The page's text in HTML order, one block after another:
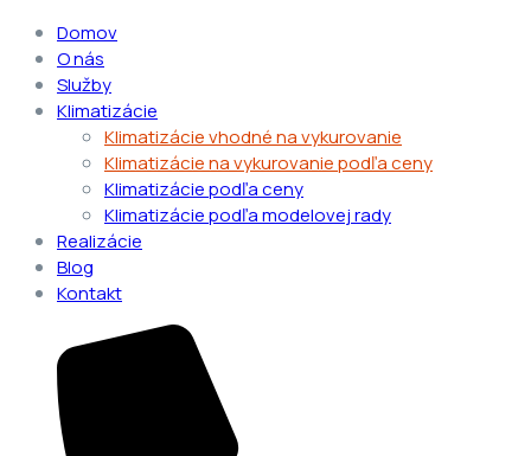
Domov
O nás
Služby
Klimatizácie
Klimatizácie vhodné na vykurovanie
Klimatizácie na vykurovanie podľa ceny
Klimatizácie podľa ceny
Klimatizácie podľa modelovej rady
Realizácie
Blog
Kontakt